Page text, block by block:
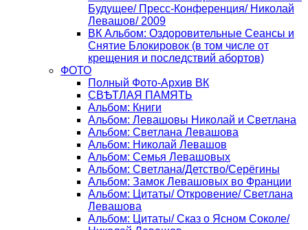
Будущее/ Пресс-Конференция/ Николай
Левашов/ 2009
ВК Альбом: Оздоровительные Сеансы и
Снятие Блокировок (в том числе от
крещения и последствий абортов)
ФОТО
Полный Фото-Архив ВК
СВѢТЛАЯ ПАМЯТЬ
Альбом: Книги
Альбом: Левашовы Николай и Светлана
Альбом: Светлана Левашова
Альбом: Николай Левашов
Альбом: Семья Левашовых
Альбом: Светлана/Детство/Серёгины
Альбом: Замок Левашовых во Франции
Альбом: Цитаты/ Откровение/ Светлана
Левашова
Альбом: Цитаты/ Сказ о Ясном Соколе/